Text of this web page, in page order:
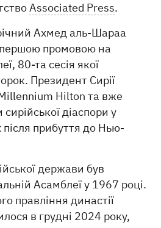
Associated Press.
Ахмед аль-Шараа
першою промовою на
80-та сесія якої
Президент Сирії
Hilton та вже
діаспори у
прибуття до Нью-
держави був
Асамблеї у 1967 році.
правління династії
в грудні 2024 року,